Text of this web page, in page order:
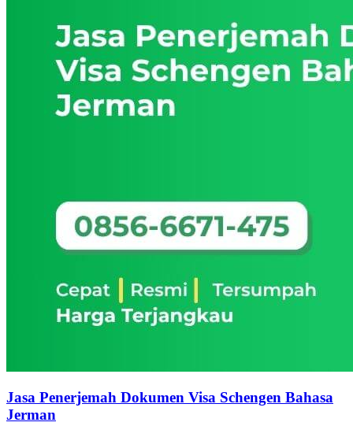
Jasa Penerjemah Dokumen Visa Schengen Bahasa
Jerman